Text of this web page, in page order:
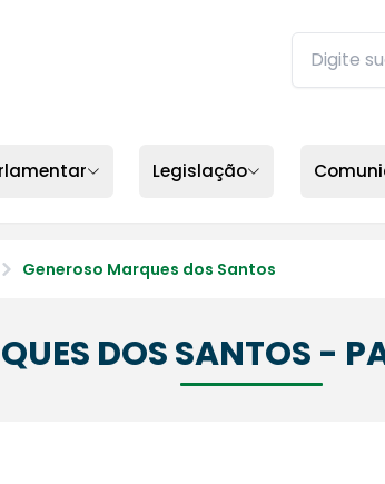
Buscar no
Legislação
Generoso Marques dos Santos
DOS SANTOS -